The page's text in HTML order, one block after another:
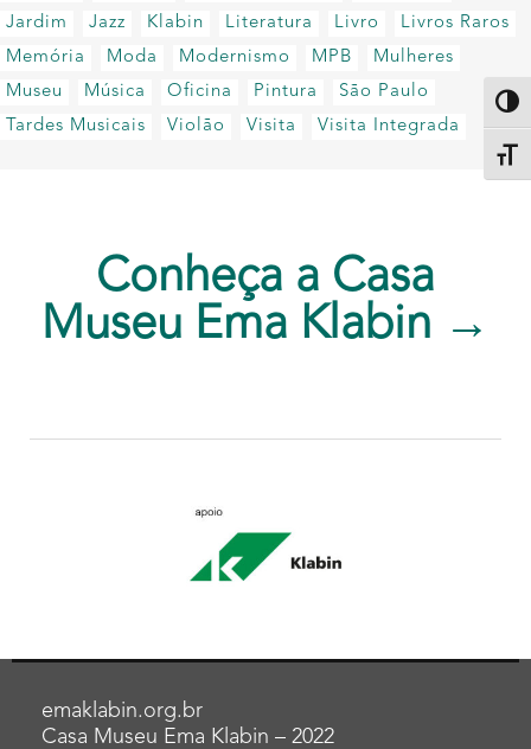
Jardim
Jazz Klabin Literatura Livro
Livros Raros
Memória
Moda Modernismo MPB
Mulheres
Museu
Música Oficina Pintura
São Paulo
Tardes Musicais
Violão Visita Visita Integrada
Conheça a Casa
Museu Ema Klabin →
emaklabin.org.br
Casa Museu Ema Klabin – 2022